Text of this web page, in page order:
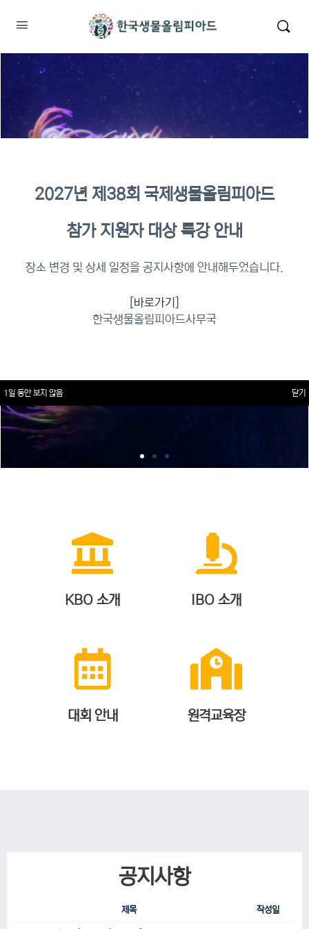
이수증명서 확인 바로가기
KBO 소개 IBO 소개
대회 안내 원격교육장
공지사항
제목 작성일
2027년 제38회 국제생물올림피아드
참가 지원자 대상 특강 안내
장소 변경 및 상세 일정을 공지사항에 안내해두었습니다.
[바로가기]
한국생물올림피아드사무국
1일 동안 보지 않음 닫기